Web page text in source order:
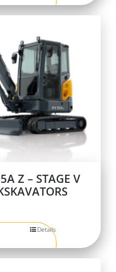
Z – STAGE V
Details